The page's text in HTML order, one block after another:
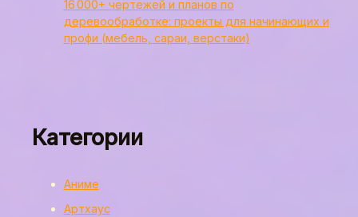
16 000+ чертежей и планов по
деревообработке: проекты для начинающих и
профи (мебель, сараи, верстаки)
Категории
Аниме
Артхаус